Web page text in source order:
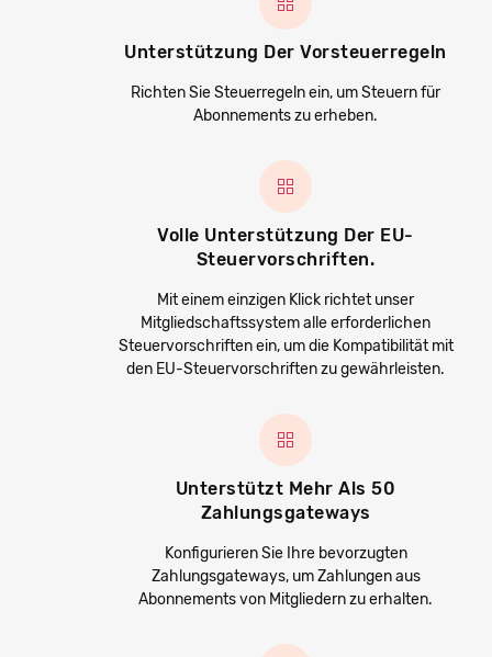
Unterstützung Der Vorsteuerregeln
Richten Sie Steuerregeln ein, um Steuern für
Abonnements zu erheben.
Volle Unterstützung Der EU-
Steuervorschriften.
Mit einem einzigen Klick richtet unser
Mitgliedschaftssystem alle erforderlichen
Steuervorschriften ein, um die Kompatibilität mit
den EU-Steuervorschriften zu gewährleisten.
Unterstützt Mehr Als 50
Zahlungsgateways
Konfigurieren Sie Ihre bevorzugten
Zahlungsgateways, um Zahlungen aus
Abonnements von Mitgliedern zu erhalten.